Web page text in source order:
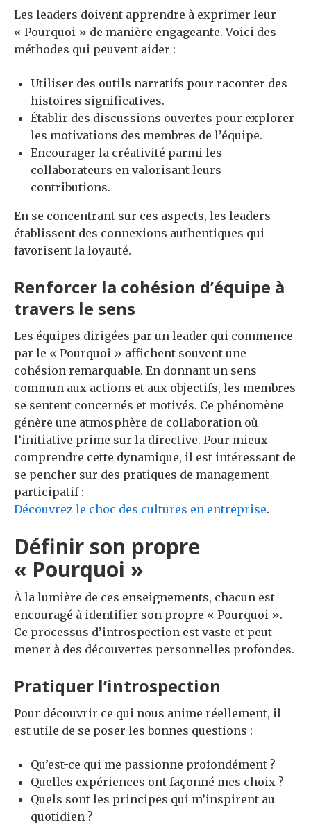
Les leaders doivent apprendre à exprimer leur
« Pourquoi » de manière engageante. Voici des
méthodes qui peuvent aider :
Utiliser des outils narratifs pour raconter des
histoires significatives.
Établir des discussions ouvertes pour explorer
les motivations des membres de l’équipe.
Encourager la créativité parmi les
collaborateurs en valorisant leurs
contributions.
En se concentrant sur ces aspects, les leaders
établissent des connexions authentiques qui
favorisent la loyauté.
Renforcer la cohésion d’équipe à
travers le sens
Les équipes dirigées par un leader qui commence
par le « Pourquoi » affichent souvent une
cohésion remarquable. En donnant un sens
commun aux actions et aux objectifs, les membres
se sentent concernés et motivés. Ce phénomène
génère une atmosphère de collaboration où
l’initiative prime sur la directive. Pour mieux
comprendre cette dynamique, il est intéressant de
se pencher sur des pratiques de management
participatif :
Découvrez le choc des cultures en entreprise.
Définir son propre
« Pourquoi »
À la lumière de ces enseignements, chacun est
encouragé à identifier son propre « Pourquoi ».
Ce processus d’introspection est vaste et peut
mener à des découvertes personnelles profondes.
Pratiquer l’introspection
Pour découvrir ce qui nous anime réellement, il
est utile de se poser les bonnes questions :
Qu’est-ce qui me passionne profondément ?
Quelles expériences ont façonné mes choix ?
Quels sont les principes qui m’inspirent au
quotidien ?